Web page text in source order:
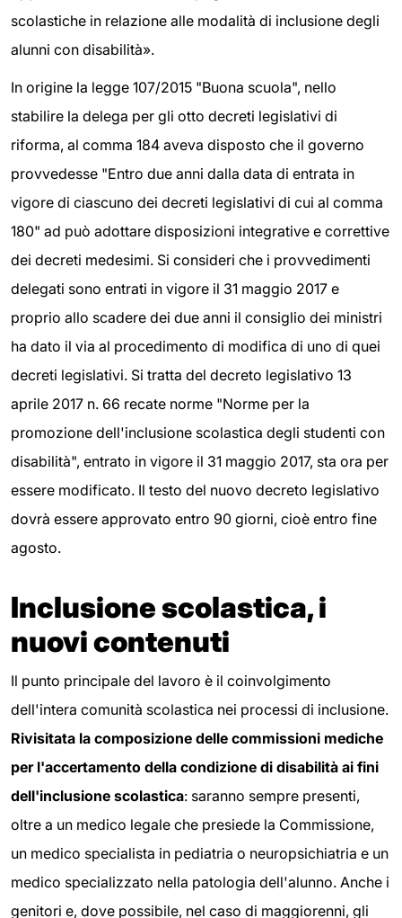
scolastiche in relazione alle modalità di inclusione degli
alunni con disabilità».
In origine la legge 107/2015 "Buona scuola", nello
stabilire la delega per gli otto decreti legislativi di
riforma, al comma 184 aveva disposto che il governo
provvedesse "Entro due anni dalla data di entrata in
vigore di ciascuno dei decreti legislativi di cui al comma
180" ad può adottare disposizioni integrative e correttive
dei decreti medesimi. Si consideri che i provvedimenti
delegati sono entrati in vigore il 31 maggio 2017 e
proprio allo scadere dei due anni il consiglio dei ministri
ha dato il via al procedimento di modifica di uno di quei
decreti legislativi. Si tratta del decreto legislativo 13
aprile 2017 n. 66 recate norme "Norme per la
promozione dell'inclusione scolastica degli studenti con
disabilità", entrato in vigore il 31 maggio 2017, sta ora per
essere modificato. Il testo del nuovo decreto legislativo
dovrà essere approvato entro 90 giorni, cioè entro fine
agosto.
Inclusione scolastica, i
nuovi contenuti
Il punto principale del lavoro è il coinvolgimento
dell'intera comunità scolastica nei processi di inclusione.
Rivisitata la composizione delle commissioni mediche
per l'accertamento della condizione di disabilità ai fini
dell'inclusione scolastica: saranno sempre presenti,
oltre a un medico legale che presiede la Commissione,
un medico specialista in pediatria o neuropsichiatria e un
medico specializzato nella patologia dell'alunno. Anche i
genitori e, dove possibile, nel caso di maggiorenni, gli